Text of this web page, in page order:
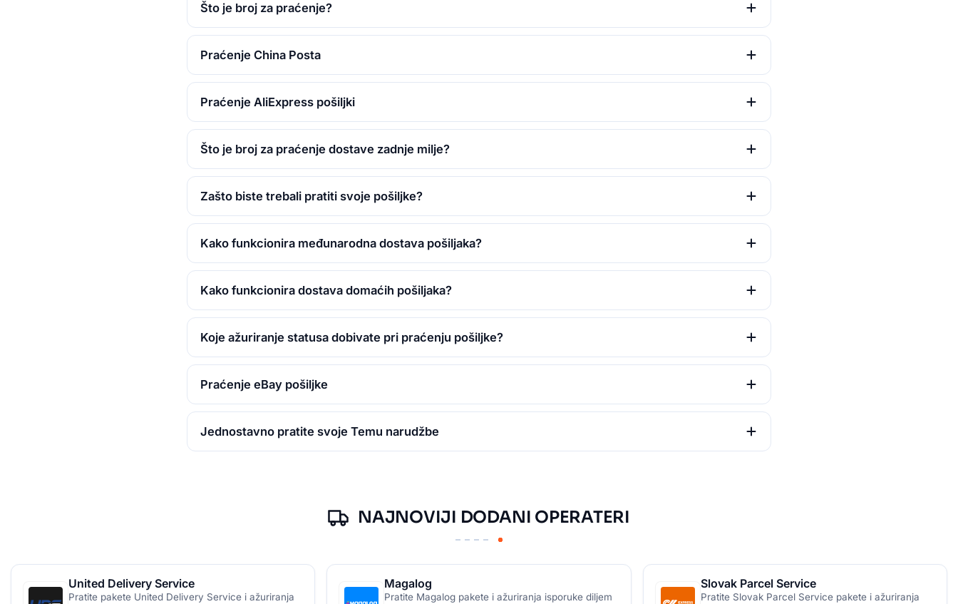
Što je broj za praćenje?
Praćenje China Posta
Praćenje AliExpress pošiljki
Što je broj za praćenje dostave zadnje milje?
Zašto biste trebali pratiti svoje pošiljke?
Kako funkcionira međunarodna dostava pošiljaka?
Kako funkcionira dostava domaćih pošiljaka?
Koje ažuriranje statusa dobivate pri praćenju pošiljke?
Praćenje eBay pošiljke
Jednostavno pratite svoje Temu narudžbe
NAJNOVIJI DODANI OPERATERI
United Delivery Service
Pratite pakete United Delivery Service i ažuriranja
Magalog
Pratite Magalog pakete i ažuriranja isporuke diljem
Slovak Parcel Service
Pratite Slovak Parcel Service pakete i ažuriranja